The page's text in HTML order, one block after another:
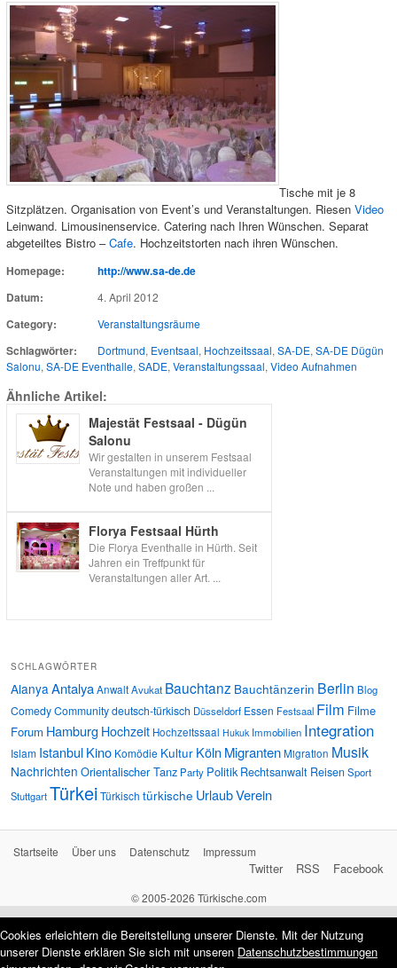
Tische mit je 8
Sitzplätzen. Organisation von Event’s und Veranstaltungen. Riesen Video
Leinwand. Limousinenservice. Catering nach Ihren Wünschen. Separat
abgeteiltes Bistro –Cafe. Hochzeitstorten nach ihren Wünschen.
Homepage:
http://www.sa-de.de
Datum:
4. April 2012
Category: Veranstaltungsräume
Schlagwörter: Dortmund, Eventsaal, Hochzeitssaal, SA-DE, SA-DE Dügün
Salonu, SA-DE Eventhalle, SADE, Veranstaltungssaal, Video Aufnahmen
Ähnliche Artikel:
Majestät Festsaal - Dügün
Salonu
Wir gestalten in unserem Festsaal
Veranstaltungen mit individueller
Note und haben großen ...
Florya Festsaal Hürth
Die Florya Eventhalle in Hürth. Seit
Jahren ein Treffpunkt für
Veranstaltungen aller Art. ...
SCHLAGWÖRTER
Alanya AntalyaAnwaltAvukat Bauchtanz Bauchtänzerin Berlin Blog
ComedyCommunitydeutsch-türkisch Düsseldorf Essen Festsaal Film Filme
Forum Hamburg Hochzeit Hochzeitssaal Hukuk Immobilien Integration
Islam IstanbulKino Komödie Kultur Köln MigrantenMigration Musik
Nachrichten Orientalischer Tanz Party Politik Rechtsanwalt ReisenSport
StuttgartTürkeiTürkisch türkische UrlaubVerein
Startseite Über uns Datenschutz Impressum
Facebook
RSS
Twitter
© 2005-2026 Türkische.com
Cookies erleichtern die Bereitstellung unserer Dienste. Mit der Nutzung
unserer Dienste erklären Sie sich mit unseren Datenschutzbestimmungen